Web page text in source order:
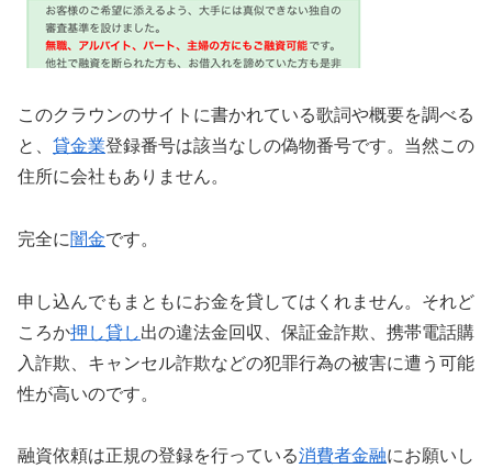
このクラウンのサイトに書かれている歌詞や概要を調べる
と、 貸金業登録番号は該当なしの偽物番号です。当然この
住所に会社もありません。
完全に闇金です。
申し込んでもまともにお金を貸してはくれません。それど
ころか押し貸し出の違法金回収、保証金詐欺、携帯電話購
入詐欺、キャンセル詐欺などの犯罪行為の被害に遭う可能
性が高いのです。
融資依頼は正規の登録を行っている消費者金融にお願いし